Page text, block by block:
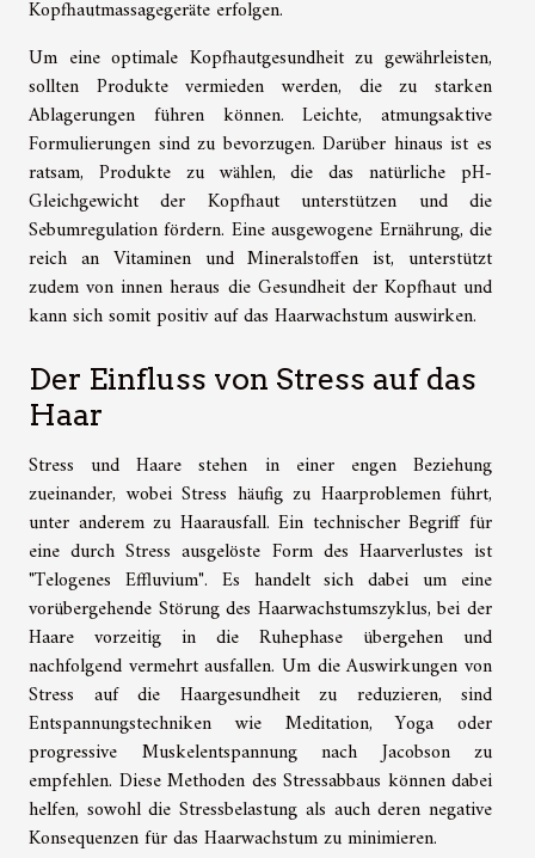
Kopfhautmassagegeräte erfolgen.
Um eine optimale Kopfhautgesundheit zu gewährleisten,
sollten Produkte vermieden werden, die zu starken
Ablagerungen führen können. Leichte, atmungsaktive
Formulierungen sind zu bevorzugen. Darüber hinaus ist es
ratsam, Produkte zu wählen, die das natürliche pH-
Gleichgewicht der Kopfhaut unterstützen und die
Sebumregulation fördern. Eine ausgewogene Ernährung, die
reich an Vitaminen und Mineralstoffen ist, unterstützt
zudem von innen heraus die Gesundheit der Kopfhaut und
kann sich somit positiv auf das Haarwachstum auswirken.
Der Einfluss von Stress auf das
Haar
Stress und Haare stehen in einer engen Beziehung
zueinander, wobei Stress häufig zu Haarproblemen führt,
unter anderem zu Haarausfall. Ein technischer Begriff für
eine durch Stress ausgelöste Form des Haarverlustes ist
"Telogenes Effluvium". Es handelt sich dabei um eine
vorübergehende Störung des Haarwachstumszyklus, bei der
Haare vorzeitig in die Ruhephase übergehen und
nachfolgend vermehrt ausfallen. Um die Auswirkungen von
Stress auf die Haargesundheit zu reduzieren, sind
Entspannungstechniken wie Meditation, Yoga oder
progressive Muskelentspannung nach Jacobson zu
empfehlen. Diese Methoden des Stressabbaus können dabei
helfen, sowohl die Stressbelastung als auch deren negative
Konsequenzen für das Haarwachstum zu minimieren.